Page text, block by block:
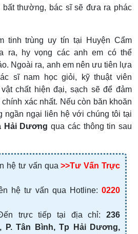
bất thường, bác sĩ sẽ đưa ra phác
tinh trùng uy tín tại Huyện Cẩm
ra, hy vọng các anh em có thể
Ngoài ra, anh em nên ưu tiên lựa
sĩ nam học giỏi, kỹ thuật viên
chất hiện đại, sạch sẽ để đảm
xác nhất. Nếu còn băn khoăn
ngần ngại liên hệ với chúng tôi tại
Hải Dương qua các thông tin sau
hệ tư vấn qua>>Tư Vấn Trực
hệ tư vấn qua Hotline: 0220
trực tiếp tại địa chỉ:236
P. Tân Bình, Tp Hải Dương,